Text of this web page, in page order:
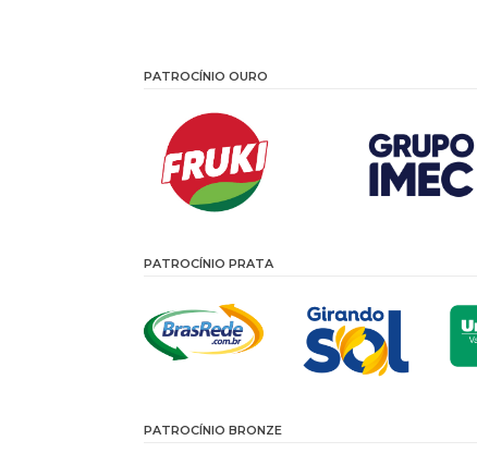
PATROCÍNIO OURO
PATROCÍNIO PRATA
PATROCÍNIO BRONZE